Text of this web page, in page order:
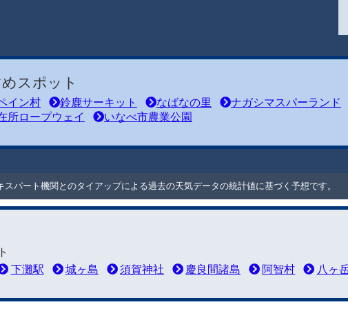
スポット
イン村 鈴鹿サーキット なばなの里
ナガシマスパーランド
所ロープウェイ いなべ市農業公園
パート機関とのタイアップによる過去の天気データの統計値に基づく予想です。
下灘駅 城ヶ島 須賀神社 慶良間諸島 阿智村 八ヶ